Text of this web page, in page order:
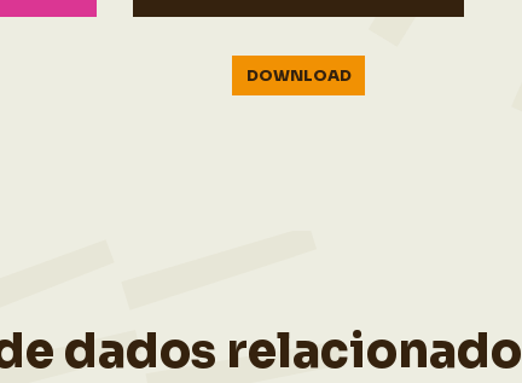
DOWNLOAD
dados relacionado